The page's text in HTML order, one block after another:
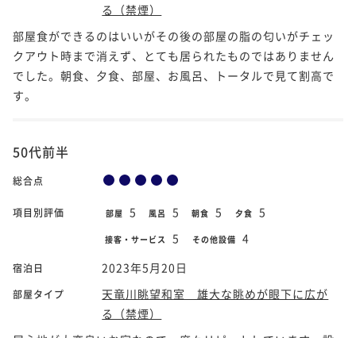
る（禁煙）
部屋食ができるのはいいがその後の部屋の脂の匂いがチェッ
クアウト時まで消えず、とても居られたものではありません
でした。朝食、夕食、部屋、お風呂、トータルで見て割高で
す。
50代前半
総合点
項目別評価 部屋 5 風呂 5 朝食 5 夕食 5
接客・サービス 5 その他設備 4
宿泊日 2023年5月20日
部屋タイプ
天竜川眺望和室 雄大な眺めが眼下に広が
る（禁煙）